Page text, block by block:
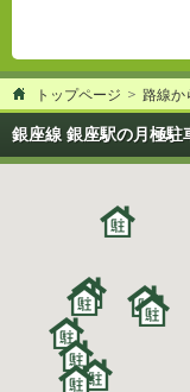
トップページ 路線か
銀座線 銀座駅の月極駐